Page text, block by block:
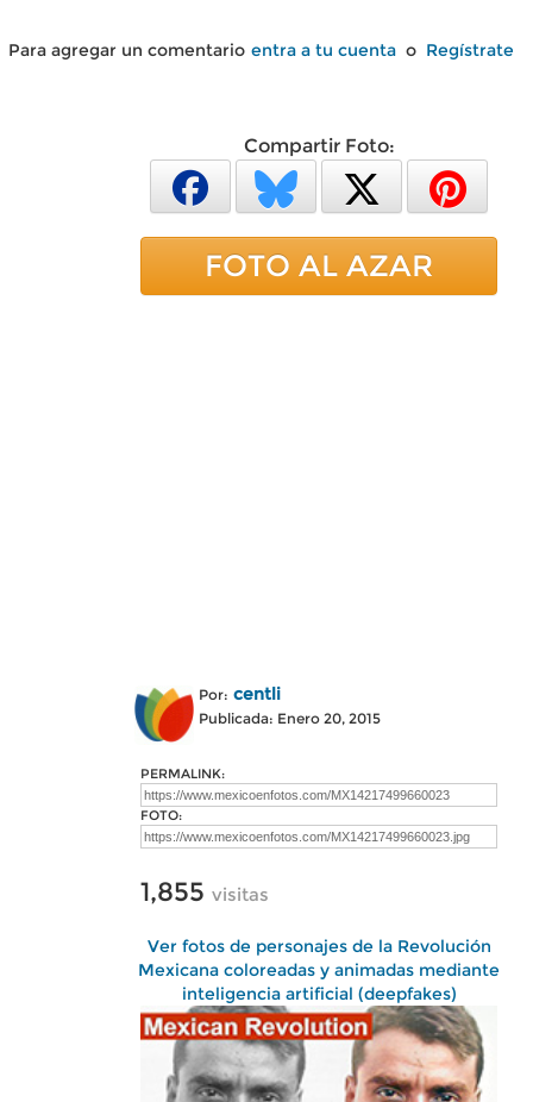
Para agregar un comentario entra a tu cuenta o Regístrate
Compartir Foto:
FOTO AL AZAR
Por: centli
Publicada: Enero 20, 2015
PERMALINK:
FOTO:
1,855 visitas
Ver fotos de personajes de la Revolución
Mexicana coloreadas y animadas mediante
inteligencia artificial (deepfakes)